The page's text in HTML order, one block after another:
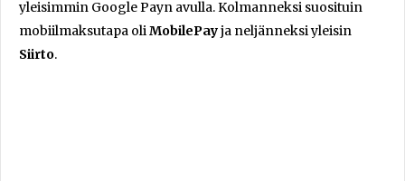
yleisimmin Google Payn avulla. Kolmanneksi suosituin
mobiilmaksutapa oli MobilePayja neljänneksi yleisin
Siirto.